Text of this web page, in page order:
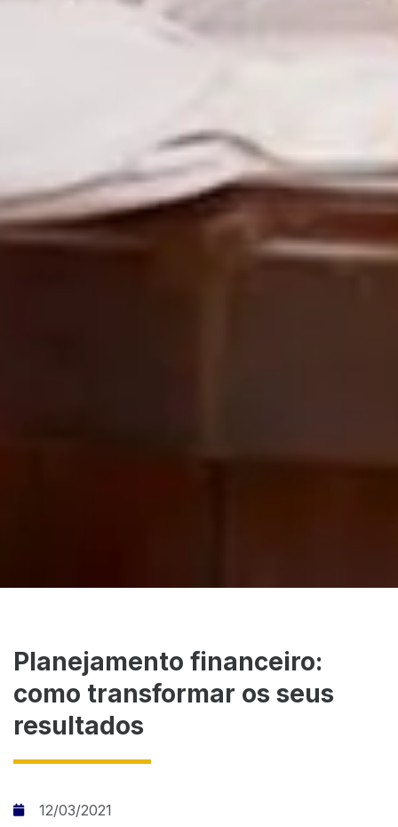
Planejamento financeiro:
como transformar os seus
resultados
12/03/2021